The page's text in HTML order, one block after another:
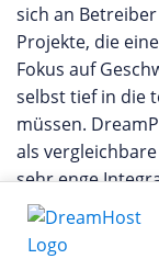
sich an
Projekte, die
Fokus auf
selbst tief in die
müssen.
als
sehr enge
offiziellen